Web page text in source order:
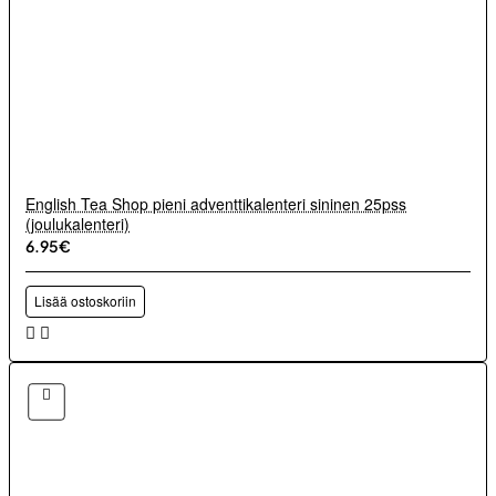
English Tea Shop pieni adventtikalenteri sininen 25pss
(joulukalenteri)
6.95€
Lisää ostoskoriin